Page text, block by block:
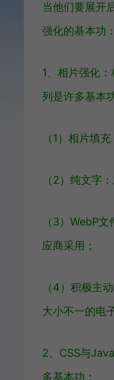
当他们要展开
强化的基本功：
1、相片强化
列是许多基本
（1）相片填
（2）纯文字
（3）WebP
应商采用；
（4）积极主
大小不一的电
2、CSS与
多基本功：